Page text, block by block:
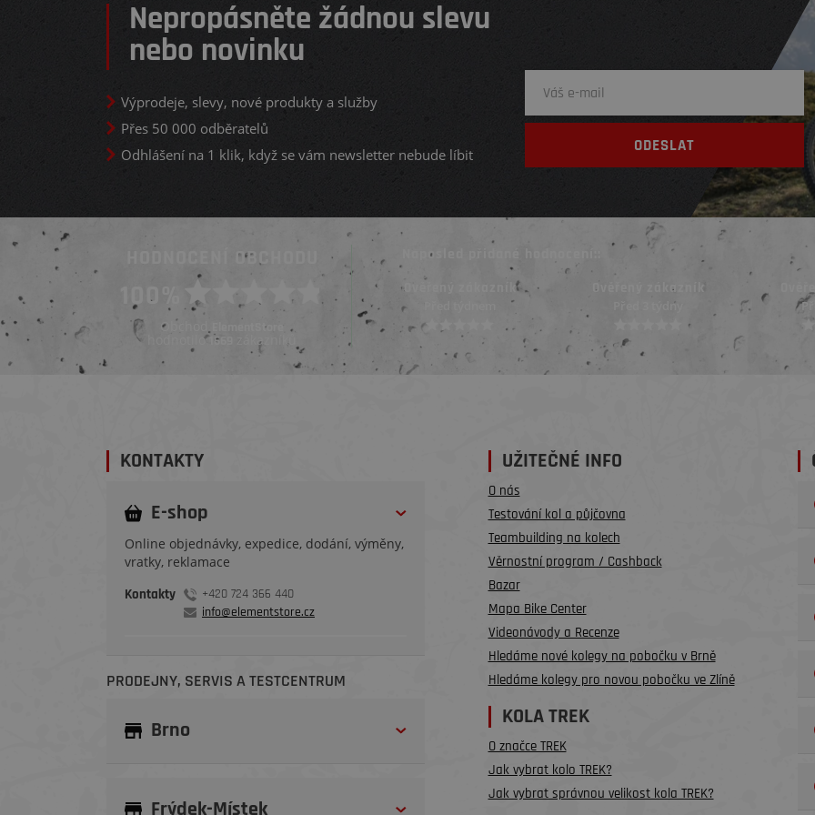
Nepropásněte žádnou slevu
nebo novinku
Výprodeje, slevy, nové produkty a služby
Přes 50 000 odběratelů
Odhlášení na 1 klik, když se vám newsletter nebude líbit
HODNOCENÍ OBCHODU
100%
Obchod ElementStore
hodnotilo 1669 zákazníků
Naposled přidané hodnocení::
Před týdnem
Ověřený zákazník Ověřený zákazník
Před 3 týdny
KONTAKTY
E-shop
Online objednávky, expedice, dodání, výměny,
vratky, reklamace
Kontakty
+420 724 366 440
info@elementstore.cz
PRODEJNY, SERVIS A TESTCENTRUM
Brno
Frýdek-Místek
UŽITEČNÉ INFO
O nás
Testování kol a půjčovna
Teambuilding na kolech
Věrnostní program / Cashback
Bazar
Mapa Bike Center
Videonávody a Recenze
Hledáme nové kolegy na pobočku v Brně
Hledáme kolegy pro novou pobočku ve Zlíně
KOLA TREK
O značce TREK
Jak vybrat kolo TREK?
Jak vybrat správnou velikost kola TREK?